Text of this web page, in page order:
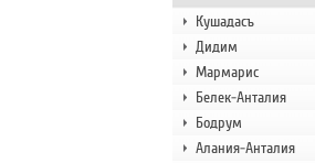
Кушадасъ
Дидим
Мармарис
Белек-Анталия
Бодрум
Алания-Анталия